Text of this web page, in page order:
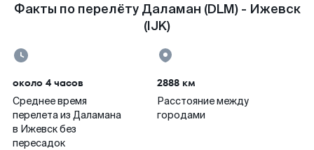
Факты по перелёту Даламан (DLM) - Ижевск
(IJK)
около 4 часов
Среднее время
перелета из Даламана
в Ижевск без
пересадок
2888 км
Расстояние между
городами